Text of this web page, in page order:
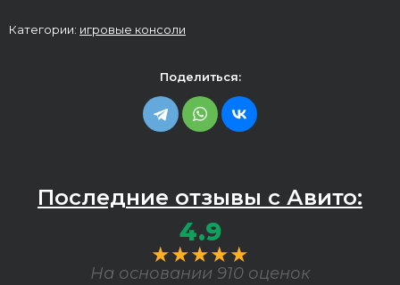
Категории: игровые консоли
Поделиться:
Последние отзывы с Авито:
4.9
★★★★★
На основании 910 оценок